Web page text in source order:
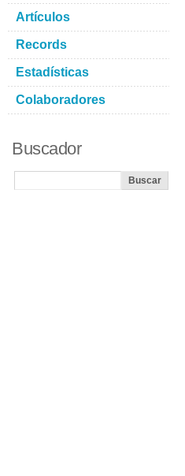
Artículos
Records
Estadísticas
Colaboradores
Buscador